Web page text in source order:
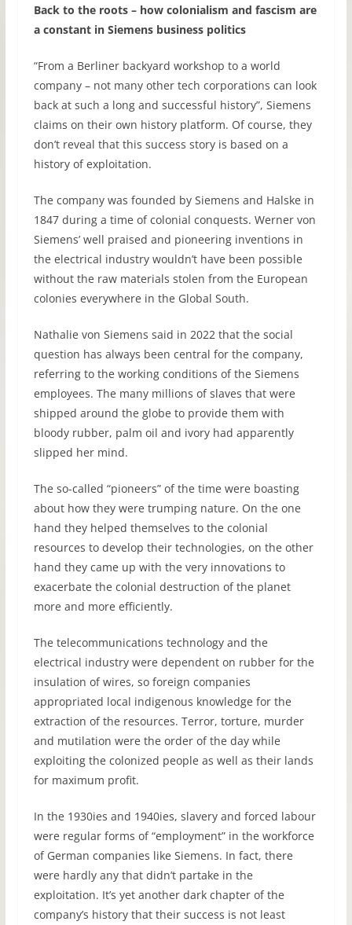
Back to the roots – how colonialism and fascism are
a constant in Siemens business politics
“From a Berliner backyard workshop to a world
company – not many other tech corporations can look
back at such a long and successful history”, Siemens
claims on their own history platform. Of course, they
don’t reveal that this success story is based on a
history of exploitation.
The company was founded by Siemens and Halske in
1847 during a time of colonial conquests. Werner von
Siemens’ well praised and pioneering inventions in
the electrical industry wouldn’t have been possible
without the raw materials stolen from the European
colonies everywhere in the Global South.
Nathalie von Siemens said in 2022 that the social
question has always been central for the company,
referring to the working conditions of the Siemens
employees. The many millions of slaves that were
shipped around the globe to provide them with
bloody rubber, palm oil and ivory had apparently
slipped her mind.
The so-called “pioneers” of the time were boasting
about how they were trumping nature. On the one
hand they helped themselves to the colonial
resources to develop their technologies, on the other
hand they came up with the very innovations to
exacerbate the colonial destruction of the planet
more and more efficiently.
The telecommunications technology and the
electrical industry were dependent on rubber for the
insulation of wires, so foreign companies
appropriated local indigenous knowledge for the
extraction of the resources. Terror, torture, murder
and mutilation were the order of the day while
exploiting the colonized people as well as their lands
for maximum profit.
In the 1930ies and 1940ies, slavery and forced labour
were regular forms of “employment” in the workforce
of German companies like Siemens. In fact, there
were hardly any that didn’t partake in the
exploitation. It’s yet another dark chapter of the
company’s history that their success is not least